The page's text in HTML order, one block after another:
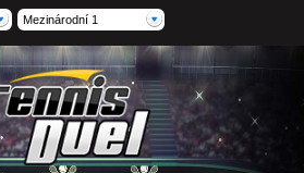
Mezinárodní 1